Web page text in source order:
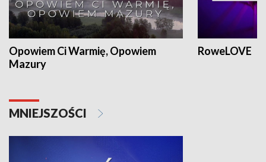
Opowiem Ci Warmię, Opowiem
Mazury
RoweLOVE
MNIEJSZOŚCI